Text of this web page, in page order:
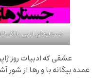
جستارهای ادبی بانگ،
عشقی که ادبیات روز
عمده بیگانه با و رها از شور